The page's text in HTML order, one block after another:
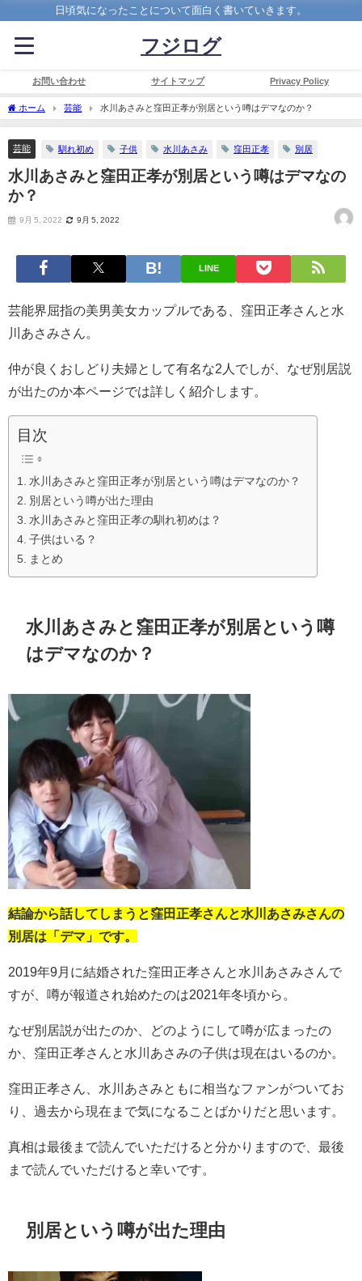
日頃気になったことについて面白く書いていきます。
フジログ
お問い合わせ サイトマップ Privacy Policy
ホーム 芸能 水川あさみと窪田正孝が別居という噂はデマなのか？
芸能 馴れ初め 子供 水川あさみ 窪田正孝 別居
水川あさみと窪田正孝が別居という噂はデマなの
か？
9月 5, 2022 9月 5, 2022
LINE
芸能界屈指の美男美女カップルである、窪田正孝さんと水
川あさみさん。
仲が良くおしどり夫婦として有名な2人でしが、なぜ別居説
が出たのか本ページでは詳しく紹介します。
目次
水川あさみと窪田正孝が別居という噂はデマなのか？
別居という噂が出た理由
水川あさみと窪田正孝の馴れ初めは？
子供はいる？
まとめ
水川あさみと窪田正孝が別居という噂
はデマなのか？
結論から話してしまうと窪田正孝さんと水川あさみさんの
別居は「デマ」です。
2019年9月に結婚された窪田正孝さんと水川あさみさんで
すが、噂が報道され始めたのは2021年冬頃から。
なぜ別居説が出たのか、どのようにして噂が広まったの
か、窪田正孝さんと水川あさみの子供は現在はいるのか。
窪田正孝さん、水川あさみともに相当なファンがついてお
り、過去から現在まで気になることばかりだと思います。
真相は最後まで読んでいただけると分かりますので、最後
まで読んでいただけると幸いです。
別居という噂が出た理由